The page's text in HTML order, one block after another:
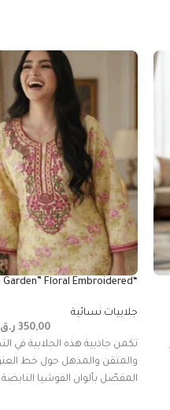
“Rose Garden” Floral Embroidered
جلابيات نسائية
350,00 ر.ق
تكمن جاذبية هذه الجلابية في
والمتقن والمذهل حول خط
المفصّل بألوان الفوشيا النابضة